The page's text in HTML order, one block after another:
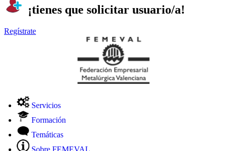
¡tienes que solicitar usuario/a!
Regístrate
Servicios
Formación
Temáticas